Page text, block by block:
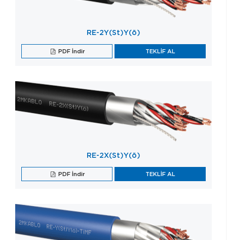
RE-2Y(St)Y(ö)
PDF İndir TEKLİF AL
RE-2X(St)Y(ö)
PDF İndir TEKLİF AL